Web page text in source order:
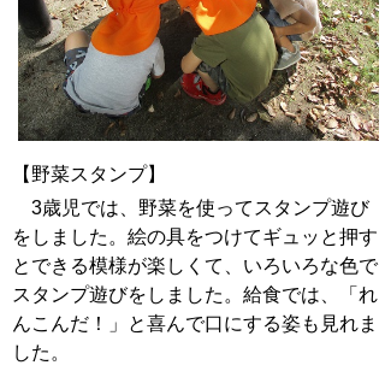
【野菜スタンプ】
3歳児では、野菜を使ってスタンプ遊び
をしました。絵の具をつけてギュッと押す
とできる模様が楽しくて、いろいろな色で
スタンプ遊びをしました。給食では、「れ
んこんだ！」と喜んで口にする姿も見れま
した。